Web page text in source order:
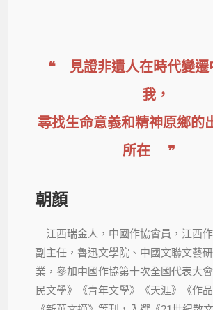
❝ 見證非遺人在時代變遷
我，
尋找生命意義和精神原鄉的
所在 ❞
朝顏
江西瑞金人，中國作協會員，江西
副主任，魯迅文學院、中國文聯文藝
業，參加中國作協第十次全國代表大
民文學》《青年文學》《天涯》《作品